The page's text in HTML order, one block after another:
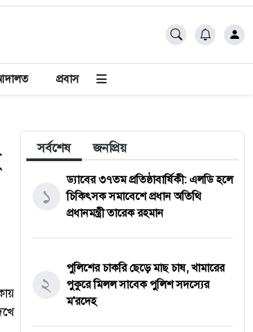
প্রবাস
সর্বশেষ জনপ্রিয়
১
ড্যাবের ৩৭তম প্রতিষ্ঠাবার্ষিকী: এলডি হলে
চিকিৎসক সমাবেশে প্রধান অতিথি
প্রধানমন্ত্রী তারেক রহমান
২
পুলিশের চাকরি ছেড়ে মাছ চাষ, খামারের
পুকুরে মিলল সাবেক পুলিশ সদস্যের
ম'রদেহ